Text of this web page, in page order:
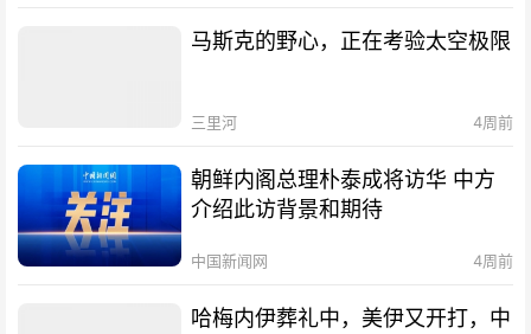
马斯克的野心，正在考验太空极限
三里河 4周前
朝鲜内阁总理朴泰成将访华 中方
介绍此访背景和期待
中国新闻网 4周前
哈梅内伊葬礼中，美伊又开打，中